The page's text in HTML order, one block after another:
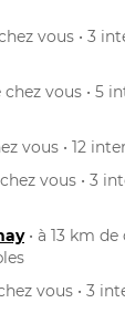
vous • 3
chez vous • 5
vous • 12
chez vous • 3
• à 13 km de
vous • 3